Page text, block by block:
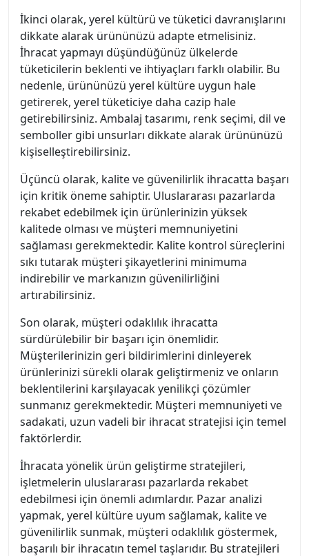
İkinci olarak, yerel kültürü ve tüketici davranışlarını
dikkate alarak ürününüzü adapte etmelisiniz.
İhracat yapmayı düşündüğünüz ülkelerde
tüketicilerin beklenti ve ihtiyaçları farklı olabilir. Bu
nedenle, ürününüzü yerel kültüre uygun hale
getirerek, yerel tüketiciye daha cazip hale
getirebilirsiniz. Ambalaj tasarımı, renk seçimi, dil ve
semboller gibi unsurları dikkate alarak ürününüzü
kişiselleştirebilirsiniz.
Üçüncü olarak, kalite ve güvenilirlik ihracatta başarı
için kritik öneme sahiptir. Uluslararası pazarlarda
rekabet edebilmek için ürünlerinizin yüksek
kalitede olması ve müşteri memnuniyetini
sağlaması gerekmektedir. Kalite kontrol süreçlerini
sıkı tutarak müşteri şikayetlerini minimuma
indirebilir ve markanızın güvenilirliğini
artırabilirsiniz.
Son olarak, müşteri odaklılık ihracatta
sürdürülebilir bir başarı için önemlidir.
Müşterilerinizin geri bildirimlerini dinleyerek
ürünlerinizi sürekli olarak geliştirmeniz ve onların
beklentilerini karşılayacak yenilikçi çözümler
sunmanız gerekmektedir. Müşteri memnuniyeti ve
sadakati, uzun vadeli bir ihracat stratejisi için temel
faktörlerdir.
İhracata yönelik ürün geliştirme stratejileri,
işletmelerin uluslararası pazarlarda rekabet
edebilmesi için önemli adımlardır. Pazar analizi
yapmak, yerel kültüre uyum sağlamak, kalite ve
güvenilirlik sunmak, müşteri odaklılık göstermek,
başarılı bir ihracatın temel taşlarıdır. Bu stratejileri